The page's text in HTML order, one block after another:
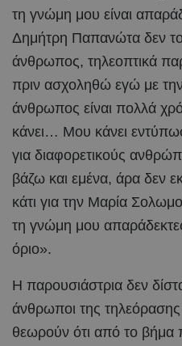
τη γνώμη μου είναι
Δημήτρη Παπανώτα δεν
άνθρωπος, τηλεοπτικά
πριν ασχοληθώ εγώ με
άνθρωπος είναι πολλά
κάνει… Μου κάνει
για διαφορετικούς
βάζω και εμένα, άρα δεν
κάτι για την Μαρία
τη γνώμη μου
όριο».
Η παρουσιάστρια δεν
άνθρωποι της
θεωρούν ότι από το βήμα